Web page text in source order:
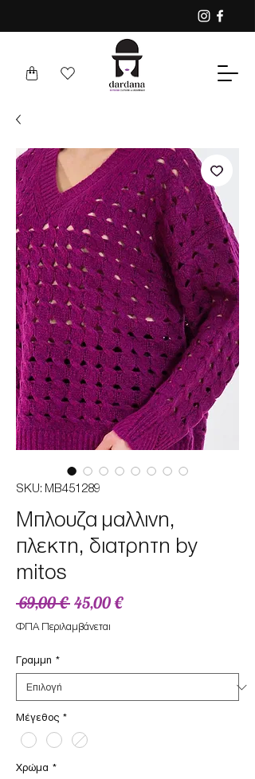
SKU: ΜΒ451289
Μπλουζα μαλλινη,
πλεκτη, διατρητη by
mitos
69,00 € Κανονική
τιμή
45,00 €Τιμή
ΦΠΑ Περιλαμβάνεται
Γραμμη *
Μέγεθος *
Χρώμα *